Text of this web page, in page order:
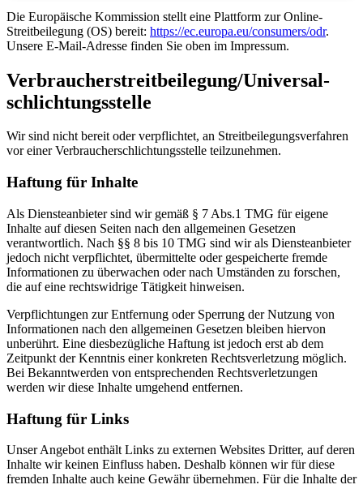
Die Europäische Kommission stellt eine Plattform zur Online-
Streitbeilegung (OS) bereit: https://ec.europa.eu/consumers/odr.
Unsere E-Mail-Adresse finden Sie oben im Impressum.
Verbraucher­streit­beilegung/Universal­
schlichtungs­stelle
Wir sind nicht bereit oder verpflichtet, an Streitbeilegungsverfahren
vor einer Verbraucherschlichtungsstelle teilzunehmen.
Haftung für Inhalte
Als Diensteanbieter sind wir gemäß § 7 Abs.1 TMG für eigene
Inhalte auf diesen Seiten nach den allgemeinen Gesetzen
verantwortlich. Nach §§ 8 bis 10 TMG sind wir als Diensteanbieter
jedoch nicht verpflichtet, übermittelte oder gespeicherte fremde
Informationen zu überwachen oder nach Umständen zu forschen,
die auf eine rechtswidrige Tätigkeit hinweisen.
Verpflichtungen zur Entfernung oder Sperrung der Nutzung von
Informationen nach den allgemeinen Gesetzen bleiben hiervon
unberührt. Eine diesbezügliche Haftung ist jedoch erst ab dem
Zeitpunkt der Kenntnis einer konkreten Rechtsverletzung möglich.
Bei Bekanntwerden von entsprechenden Rechtsverletzungen
werden wir diese Inhalte umgehend entfernen.
Haftung für Links
Unser Angebot enthält Links zu externen Websites Dritter, auf deren
Inhalte wir keinen Einfluss haben. Deshalb können wir für diese
fremden Inhalte auch keine Gewähr übernehmen. Für die Inhalte der